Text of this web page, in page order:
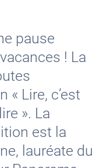
pause
! La
« Lire, c’est
». La
est la
lauréate du